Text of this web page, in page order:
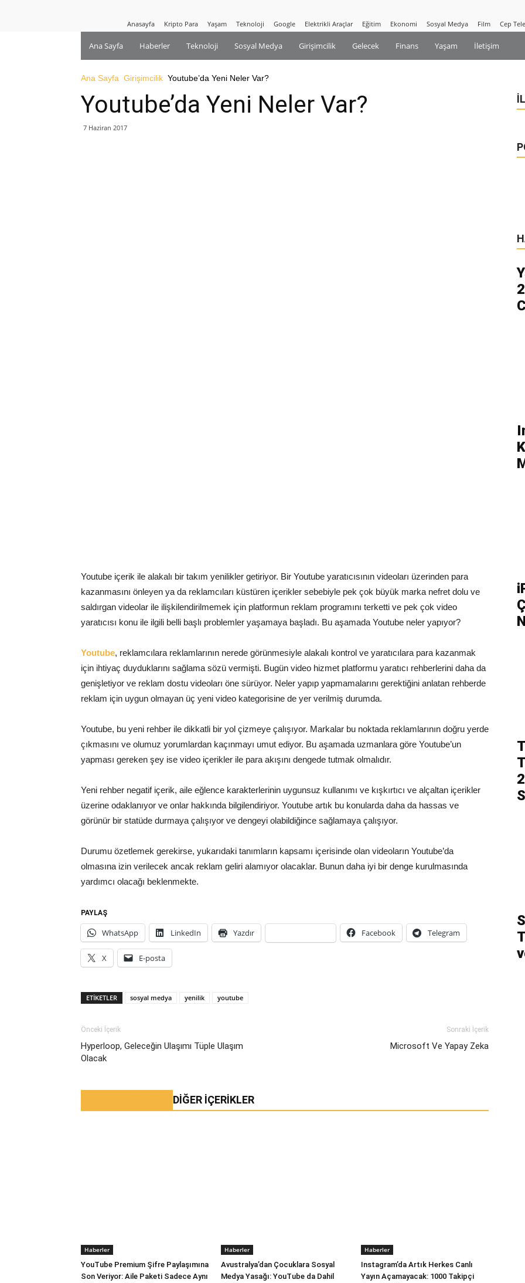
Anasayfa Kripto Para Yaşam Teknoloji Google Elektrikli Araçlar Eğitim Ekonomi Sosyal Medya Film Cep
Ana Sayfa Haberler Teknoloji Sosyal Medya Girişimcilik Gelecek Finans Yaşam İletişim
Ana Sayfa Girişimcilik Youtube’da Yeni Neler Var?
Youtube’da Yeni Neler Var?
7 Haziran 2017
Youtube içerik ile alakalı bir takım yenilikler getiriyor. Bir Youtube yaratıcısının videoları üzerinden para
kazanmasını önleyen ya da reklamcıları küstüren içerikler sebebiyle pek çok büyük marka nefret dolu ve
saldırgan videolar ile ilişkilendirilmemek için platformun reklam programını terketti ve pek çok video
yaratıcısı konu ile ilgili belli başlı problemler yaşamaya başladı. Bu aşamada Youtube neler yapıyor?
Youtube, reklamcılara reklamlarının nerede görünmesiyle alakalı kontrol ve yaratıcılara para kazanmak
için ihtiyaç duyduklarını sağlama sözü vermişti. Bugün video hizmet platformu yaratıcı rehberlerini daha da
genişletiyor ve reklam dostu videoları öne sürüyor. Neler yapıp yapmamalarını gerektiğini anlatan rehberde
reklam için uygun olmayan üç yeni video kategorisine de yer verilmiş durumda.
Youtube, bu yeni rehber ile dikkatli bir yol çizmeye çalışıyor. Markalar bu noktada reklamlarının doğru yerde
çıkmasını ve olumuz yorumlardan kaçınmayı umut ediyor. Bu aşamada uzmanlara göre Youtube’un
yapması gereken şey ise video içerikler ile para akışını dengede tutmak olmalıdır.
Yeni rehber negatif içerik, aile eğlence karakterlerinin uygunsuz kullanımı ve kışkırtıcı ve alçaltan içerikler
üzerine odaklanıyor ve onlar hakkında bilgilendiriyor. Youtube artık bu konularda daha da hassas ve
görünür bir statüde durmaya çalışıyor ve dengeyi olabildiğince sağlamaya çalışıyor.
Durumu özetlemek gerekirse, yukarıdaki tanımların kapsamı içerisinde olan videoların Youtube’da
olmasına izin verilecek ancak reklam geliri alamıyor olacaklar. Bunun daha iyi bir denge kurulmasında
yardımcı olacağı beklenmekte.
PAYLAŞ
WhatsApp LinkedIn Yazdır Facebook Telegram
X E-posta
ETIKETLER sosyal medya yenilik youtube
Önceki İçerik
Hyperloop, Geleceğin Ulaşımı Tüple Ulaşım
Olacak
Sonraki İçerik
Microsoft Ve Yapay Zeka
DIĞER İÇERIKLER
Haberler
YouTube Premium Şifre Paylaşımına
Son Veriyor: Aile Paketi Sadece Aynı
Haberler
Avustralya’dan Çocuklara Sosyal
Medya Yasağı: YouTube da Dahil
Haberler
Instagram’da Artık Herkes Canlı
Yayın Açamayacak: 1000 Takipçi